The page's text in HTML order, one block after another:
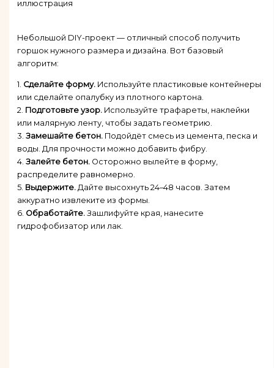
Небольшой DIY-проект — отличный способ получить
горшок нужного размера и дизайна. Вот базовый
алгоритм:
1. Сделайте форму.Используйте пластиковые контейнеры
или сделайте опалубку из плотного картона.
2. Подготовьте узор.Используйте трафареты, наклейки
или малярную ленту, чтобы задать геометрию.
3. Замешайте бетон.Подойдёт смесь из цемента, песка и
воды. Для прочности можно добавить фибру.
4. Залейте бетон.Осторожно вылейте в форму,
распределите равномерно.
5. Выдержите.Дайте высохнуть 24–48 часов. Затем
аккуратно извлеките из формы.
6. Обработайте.Зашлифуйте края, нанесите
гидрофобизатор или лак.